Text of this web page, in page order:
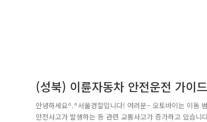
(성북) 이륜자동차 안전운전 가이
안녕하세요^.^서울경찰입니다! 여러분~ 오토바이는 이동
안전사고가 발생하는 등 관련 교통사고가 증가하고 있습